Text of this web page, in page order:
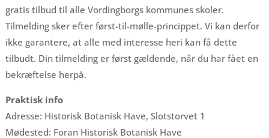
gratis tilbud til alle Vordingborgs kommunes skoler.
Tilmelding sker efter først-til-mølle-princippet. Vi kan derfor
ikke garantere, at alle med interesse heri kan få dette
tilbudt. Din tilmelding er først gældende, når du har fået en
bekræftelse herpå.
Praktisk info
Adresse: Historisk Botanisk Have, Slotstorvet 1
Mødested: Foran Historisk Botanisk Have